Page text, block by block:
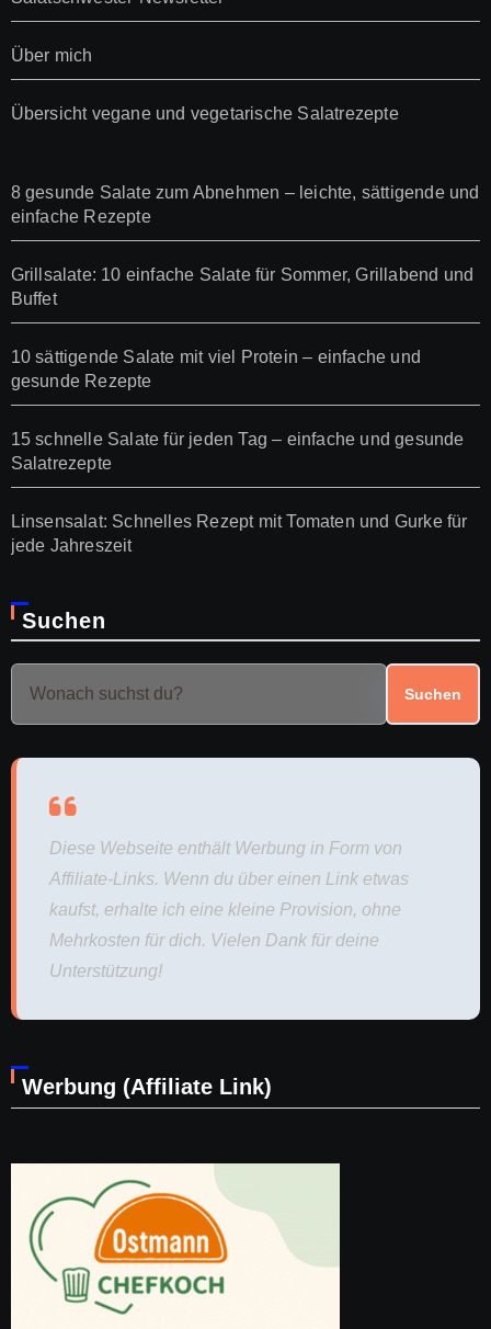
Über mich
Übersicht vegane und vegetarische Salatrezepte
8 gesunde Salate zum Abnehmen – leichte, sättigende und
einfache Rezepte
Grillsalate: 10 einfache Salate für Sommer, Grillabend und
Buffet
10 sättigende Salate mit viel Protein – einfache und
gesunde Rezepte
15 schnelle Salate für jeden Tag – einfache und gesunde
Salatrezepte
Linsensalat: Schnelles Rezept mit Tomaten und Gurke für
jede Jahreszeit
Suchen
Suchen
Diese Webseite enthält Werbung in Form von
Affiliate-Links. Wenn du über einen Link etwas
kaufst, erhalte ich eine kleine Provision, ohne
Mehrkosten für dich. Vielen Dank für deine
Unterstützung!
Werbung (Affiliate Link)